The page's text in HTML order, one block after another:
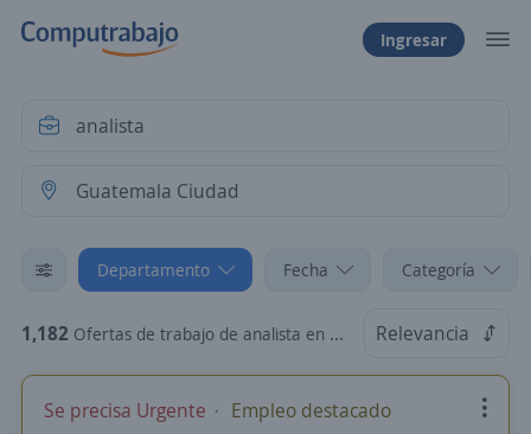
Ingresar
Departamento Fecha Categoría
1,182 Ofertas de trabajo de analista en Guatemala Ciudad, Guatemala Relevancia
Se precisa Urgente Empleo destacado